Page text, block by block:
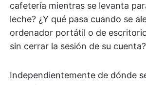
cafetería mientras se levanta
leche? ¿Y qué pasa cuando se
ordenador portátil o de
sin cerrar la sesión de su cuenta?
Independientemente de dónde